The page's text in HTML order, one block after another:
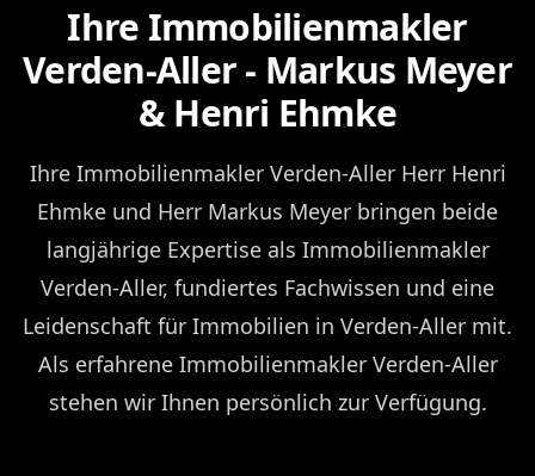
Ihre Immobilienmakler
Verden-Aller - Markus Meyer
& Henri Ehmke
Ihre Immobilienmakler Verden-Aller Herr Henri
Ehmke und Herr Markus Meyer bringen beide
langjährige Expertise als Immobilienmakler
Verden-Aller, fundiertes Fachwissen und eine
Leidenschaft für Immobilien in Verden-Aller mit.
Als erfahrene Immobilienmakler Verden-Aller
stehen wir Ihnen persönlich zur Verfügung.